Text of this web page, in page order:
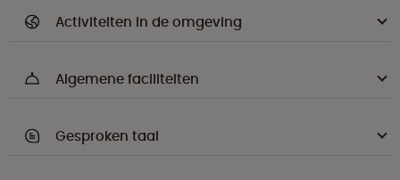
Activiteiten in de omgeving
Algemene faciliteiten
Gesproken taal